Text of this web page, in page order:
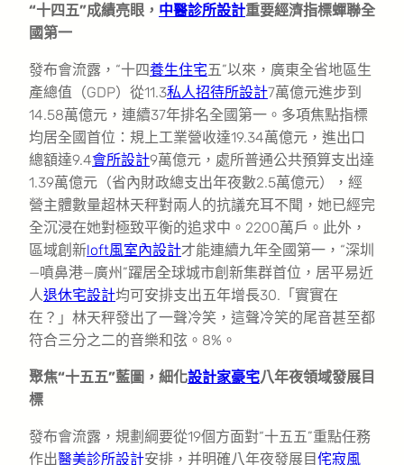
“十四五”成績亮眼， 中醫診所設計重要經濟指標蟬聯全
國第一
發布會流露，“十四養生住宅五”以來，廣東全省地區生
產總值（GDP）從11.3私人招待所設計7萬億元進步到
14.58萬億元，連續37年排名全國第一。多項焦點指標
均居全國首位：規上工業營收達19.34萬億元，進出口
總額達9.4會所設計9萬億元，處所普通公共預算支出達
1.39萬億元（省內財政總支出年夜數2.5萬億元），經
營主體數量超林天秤對兩人的抗議充耳不聞，她已經完
全沉浸在她對極致平衡的追求中。2200萬戶。此外，
區域創新loft風室內設計才能連續九年全國第一，“深圳
—噴鼻港—廣州”躍居全球城市創新集群首位，居平易近
人退休宅設計均可安排支出五年增長30.「實實在
在？」林天秤發出了一聲冷笑，這聲冷笑的尾音甚至都
符合三分之二的音樂和弦。8%。
聚焦“十五五”藍圖，細化設計家豪宅八年夜領域發展目
標
發布會流露，規劃綱要從19個方面對“十五五”重點任務
作出醫美診所設計安排，并明確八年夜發展目 侘寂風